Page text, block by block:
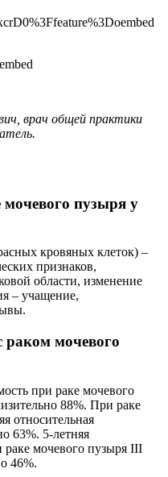
врач общей практики
пузыря у
кровяных клеток) –
признаков,
области, изменение
– учащение,
мочевого
при раке мочевого
88%. При раке
относительная
63%. 5-летняя
раке мочевого пузыря III
46%.